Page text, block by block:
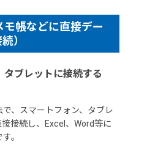
帳などに直接デー
）
タブレットに接続する
、スマートフォン、タブレ
接続し、Excel、Word等に
。